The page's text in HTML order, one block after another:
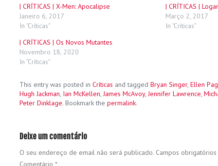
| CRÍTICAS | X-Men: Apocalipse
Janeiro 6, 2017
In "Críticas"
| CRÍTICAS |
Março 2, 2017
In "Críticas"
| CRÍTICAS | Os Novos Mutantes
Novembro 18, 2020
In "Críticas"
This entry was posted in Críticas and tagged Bryan Singer, Ellen
Hugh Jackman, Ian McKellen,James McAvoy,Jennifer Lawrence,
Peter Dinklage. Bookmark the permalink.
Deixe um comentário
O seu endereço de email não será publicado. Campos
Comentário *